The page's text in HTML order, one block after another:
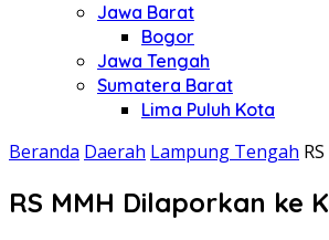
Jawa Barat
Bogor
Jawa Tengah
Sumatera Barat
Lima Puluh Kota
Beranda Daerah Lampung Tengah
RS MMH Dilaporkan ke